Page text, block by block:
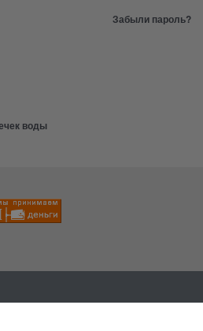
воды
Забыли пароль?